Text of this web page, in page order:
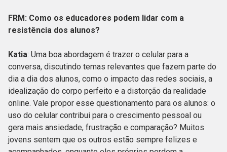
FRM: Como os educadores podem lidar com a
resistência dos alunos?
Katia: Uma boa abordagem é trazer o celular para a
conversa, discutindo temas relevantes que fazem parte do
dia a dia dos alunos, como o impacto das redes sociais, a
idealização do corpo perfeito e a distorção da realidade
online. Vale propor esse questionamento para os alunos: o
uso do celular contribui para o crescimento pessoal ou
gera mais ansiedade, frustração e comparação? Muitos
jovens sentem que os outros estão sempre felizes e